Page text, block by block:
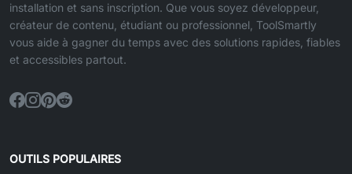
installation et sans inscription. Que vous soyez développeur,
créateur de contenu, étudiant ou professionnel, ToolSmartly
vous aide à gagner du temps avec des solutions rapides, fiables
et accessibles partout.
OUTILS POPULAIRES